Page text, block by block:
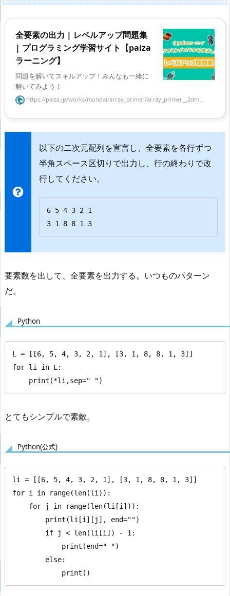
全要素の出力 | レベルアップ問題集
| プログラミング学習サイト【paiza
ラーニング】
問題を解いてスキルアップ！みんなも一緒に
解いてみよう！
https://paiza.jp/works/mondai/array_primer/array_primer__2dm...
以下の二次元配列を宣言し、全要素を各行ずつ
半角スペース区切りで出力し、行の終わりで改
行してください。
6 5 4 3 2 1
3 1 8 8 1 3
要素数を出して、全要素を出力する。いつものパターン
だ。
Python
L = [[6, 5, 4, 3, 2, 1], [3, 1, 8, 8, 1, 3]]
for li in L:
    print(*li,sep=" ")
とてもシンプルで素敵。
Python(公式)
li = [[6, 5, 4, 3, 2, 1], [3, 1, 8, 8, 1, 3]]
for i in range(len(li)):
            print()